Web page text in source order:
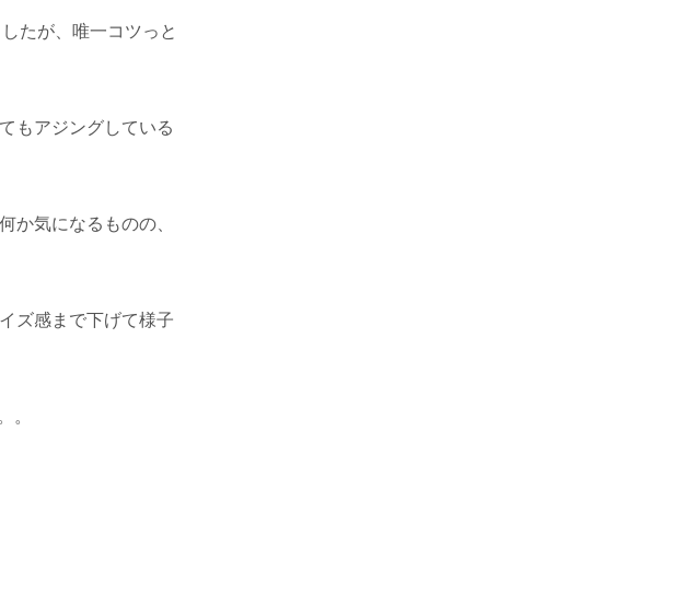
たが、唯一コツっと
もアジングしている
か気になるものの、
ズ感まで下げて様子
。